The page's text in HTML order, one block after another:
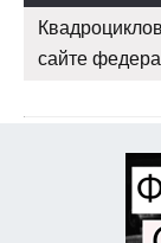
сайте